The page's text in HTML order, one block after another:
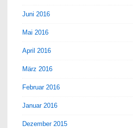
Juni 2016
Mai 2016
April 2016
März 2016
Februar 2016
Januar 2016
Dezember 2015